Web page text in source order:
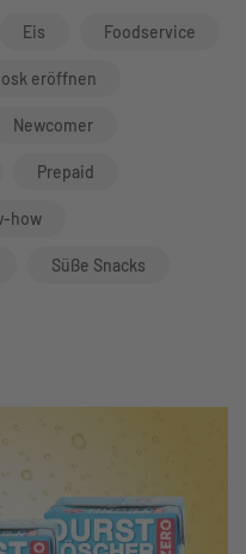
Eis Foodservice
eröffnen
Newcomer
Prepaid
how
Süße Snacks